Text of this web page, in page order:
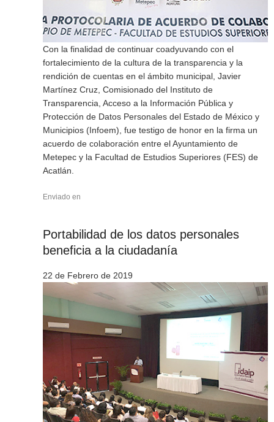
Con la finalidad de continuar coadyuvando con el
fortalecimiento de la cultura de la transparencia y la
rendición de cuentas en el ámbito municipal, Javier
Martínez Cruz, Comisionado del Instituto de
Transparencia, Acceso a la Información Pública y
Protección de Datos Personales del Estado de México y
Municipios (Infoem), fue testigo de honor en la firma un
acuerdo de colaboración entre el Ayuntamiento de
Metepec y la Facultad de Estudios Superiores (FES) de
Acatlán.
Enviado en
Portabilidad de los datos personales
beneficia a la ciudadanía
22 de Febrero de 2019